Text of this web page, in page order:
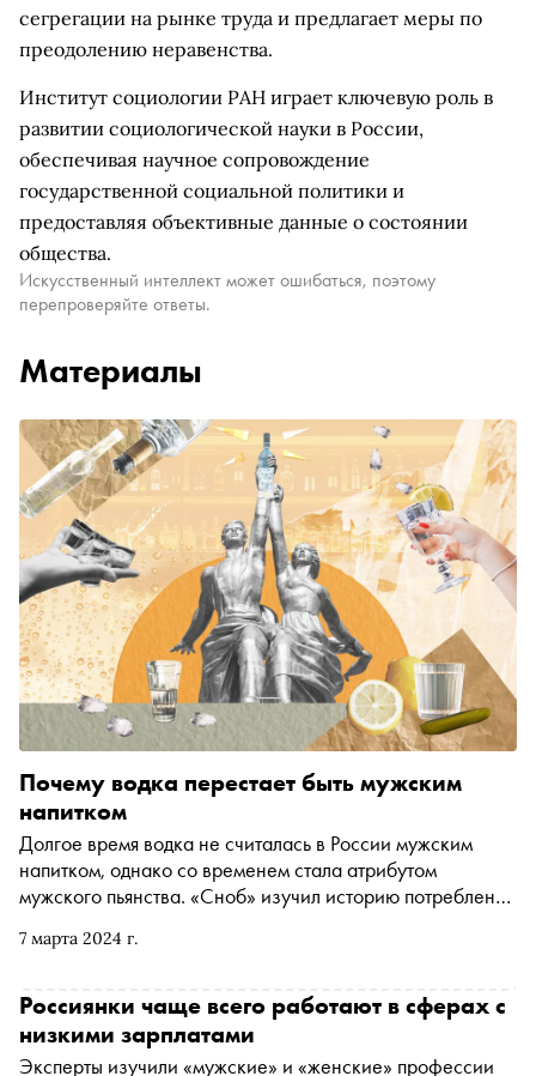
сегрегации на рынке труда и предлагает меры по
преодолению неравенства.
Институт социологии РАН играет ключевую роль в
развитии социологической науки в России,
обеспечивая научное сопровождение
государственной социальной политики и
предоставляя объективные данные о состоянии
общества.
Искусственный интеллект может ошибаться, поэтому
перепроверяйте ответы.
Материалы
7 марта 2024 г.
Почему водка перестает быть мужским
напитком
Долгое время водка не считалась в России мужским
напитком, однако со временем стала атрибутом
мужского пьянства. «Сноб» изучил историю потребления
россиянок, предпочитающих водку, будет расти, как это
гендерных стереотипов
Россиянки чаще всего работают в сферах с
низкими зарплатами
Эксперты изучили «мужские» и «женские» профессии